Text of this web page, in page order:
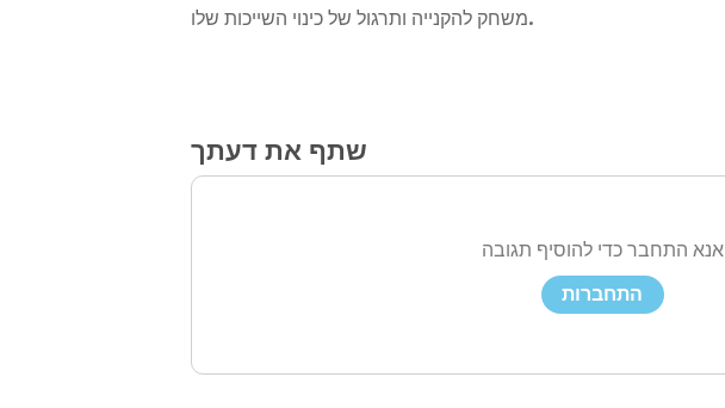
משחק להקנייה ותרגול של כינוי השייכות שלו.
שתף את דעתך
אנא התחבר כדי להוסיף תגובה
התחברות